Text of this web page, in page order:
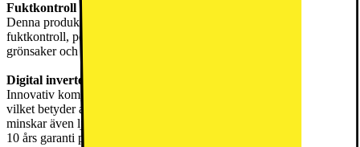
Fuktkontroll
Denna produkt kommer med en praktisk zon med justerbar
fuktkontroll, perfekt för att bevara arom och smak på dina nyköpta
grönsaker och frukter.
Digital inverter-kompressor
Innovativ kompressorteknik arbetar enligt användningsmönster,
vilket betyder att produkten anpassar sig efter din livsstil. Ny teknik
minskar även ljudnivån och förlänger produktens livslängd. Det är
10 års garanti på digital inverter-kompressorn.